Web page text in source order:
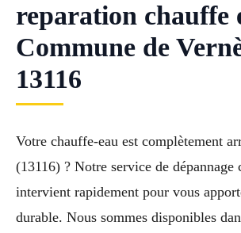
reparation chauffe
Commune de
13116
Votre chauffe-eau est complètement
(13116) ? Notre service de dépannage
intervient rapidement pour vous
durable. Nous sommes disponibles